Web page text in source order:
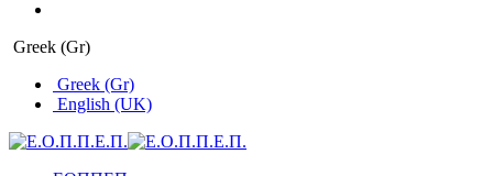
Greek (Gr)
Greek (Gr)
English (UK)